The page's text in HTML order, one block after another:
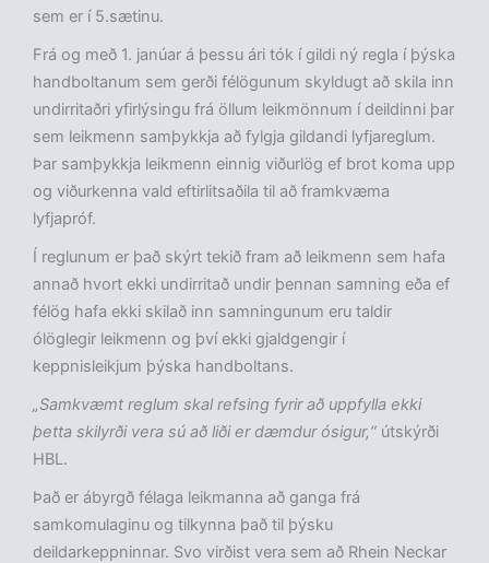
sem er í 5.sætinu.
Frá og með 1. janúar á þessu ári tók í gildi ný regla í þýska
handboltanum sem gerði félögunum skyldugt að skila inn
undirritaðri yfirlýsingu frá öllum leikmönnum í deildinni þar
sem leikmenn samþykkja að fylgja gildandi lyfjareglum.
Þar samþykkja leikmenn einnig viðurlög ef brot koma upp
og viðurkenna vald eftirlitsaðila til að framkvæma
lyfjapróf.
Í reglunum er það skýrt tekið fram að leikmenn sem hafa
annað hvort ekki undirritað undir þennan samning eða ef
félög hafa ekki skilað inn samningunum eru taldir
ólöglegir leikmenn og því ekki gjaldgengir í
keppnisleikjum þýska handboltans.
„Samkvæmt reglum skal refsing fyrir að uppfylla ekki
þetta skilyrði vera sú að liði er dæmdur ósigur,“ útskýrði
HBL.
Það er ábyrgð félaga leikmanna að ganga frá
samkomulaginu og tilkynna það til þýsku
deildarkeppninnar. Svo virðist vera sem að Rhein Neckar